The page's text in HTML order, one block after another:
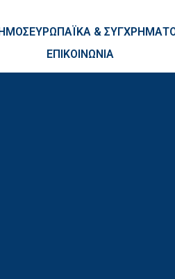
ΕΥΡΩΠΑΪΚΑ &
ΕΠΙΚΟΙΝΩΝΙΑ